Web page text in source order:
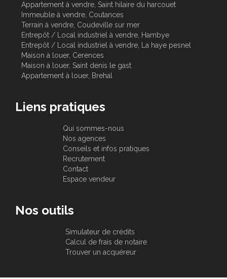
Appartement à vendre, Saint hilaire du harcouet
Immeuble à vendre, Coutances
Terrain à vendre, Coudeville sur mer
Entrepôt / Local industriel à vendre, Hambye
Entrepôt / Local industriel à vendre, La haye pesnel
Maison à louer, Cerences
Maison à louer, Saint denis le gast
Appartement à louer, Brehal
Liens pratiques
Qui sommes-nous
Nos agences
Conseils et infos pratiques
Recrutement
Contact
Espace vendeur
Nos outils
Simulateur de crédits
Calcul de frais de notaire
Trouver un acquéreur